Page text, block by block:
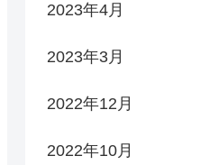
2023年4月
2023年3月
2022年12月
2022年10月